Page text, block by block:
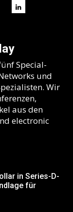
Special-
und
Wir
aus den
electronic
in Series-D-
für